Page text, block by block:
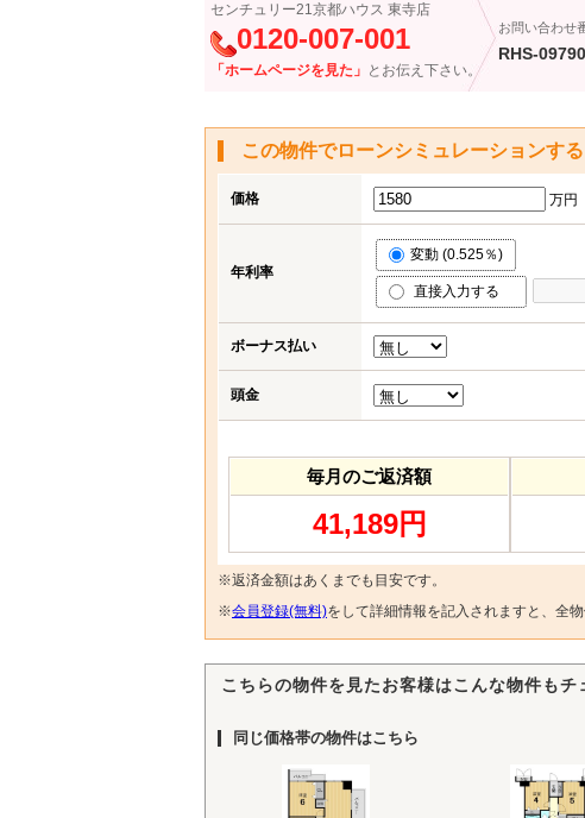
センチュリー21京都ハウス 東寺店
0120-007-001
「ホームページを見た」 とお伝え下さい。
お問い合わせ
RHS-
この物件でローンシミュレーションする
価格 万円
年利率
変動 (0.525％)
直接入力する
ボーナス払い
頭金
毎月のご返済額
41,189円
※返済金額はあくまでも目安です。
※会員登録(無料)をして詳細情報を記入されますと、全
こちらの物件を見たお客様はこんな物件もチ
同じ価格帯の物件はこちら